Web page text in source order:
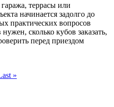
террасы или
начинается задолго до
практических вопросов
сколько кубов заказать,
перед приездом
»